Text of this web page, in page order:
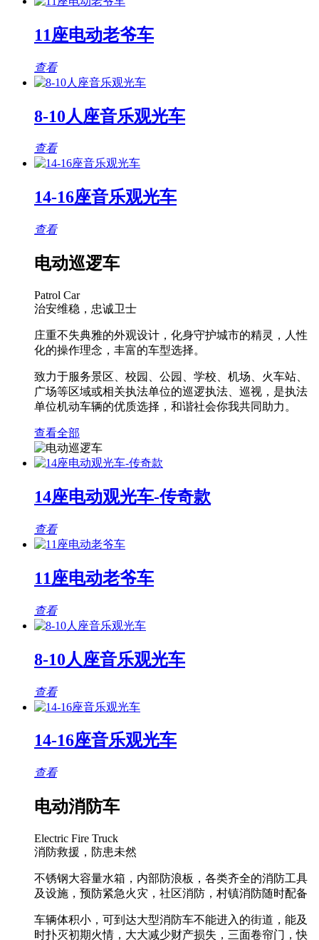
11座电动老爷车
查看
8-10人座音乐观光车
查看
14-16座音乐观光车
查看
电动巡逻车
Patrol Car
治安维稳，忠诚卫士
庄重不失典雅的外观设计，化身守护城市的精灵，人性
化的操作理念，丰富的车型选择。
致力于服务景区、校园、公园、学校、机场、火车站、
广场等区域或相关执法单位的巡逻执法、巡视，是执法
单位机动车辆的优质选择，和谐社会你我共同助力。
查看全部
14座电动观光车-传奇款
查看
11座电动老爷车
查看
8-10人座音乐观光车
查看
14-16座音乐观光车
查看
电动消防车
Electric Fire Truck
消防救援，防患未然
不锈钢大容量水箱，内部防浪板，各类齐全的消防工具
及设施，预防紧急火灾，社区消防，村镇消防随时配备
车辆体积小，可到达大型消防车不能进入的街道，能及
时扑灭初期火情，大大减少财产损失，三面卷帘门，快